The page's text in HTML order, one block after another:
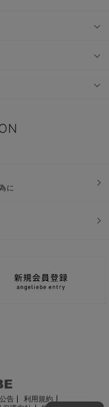
に
告
利用規約